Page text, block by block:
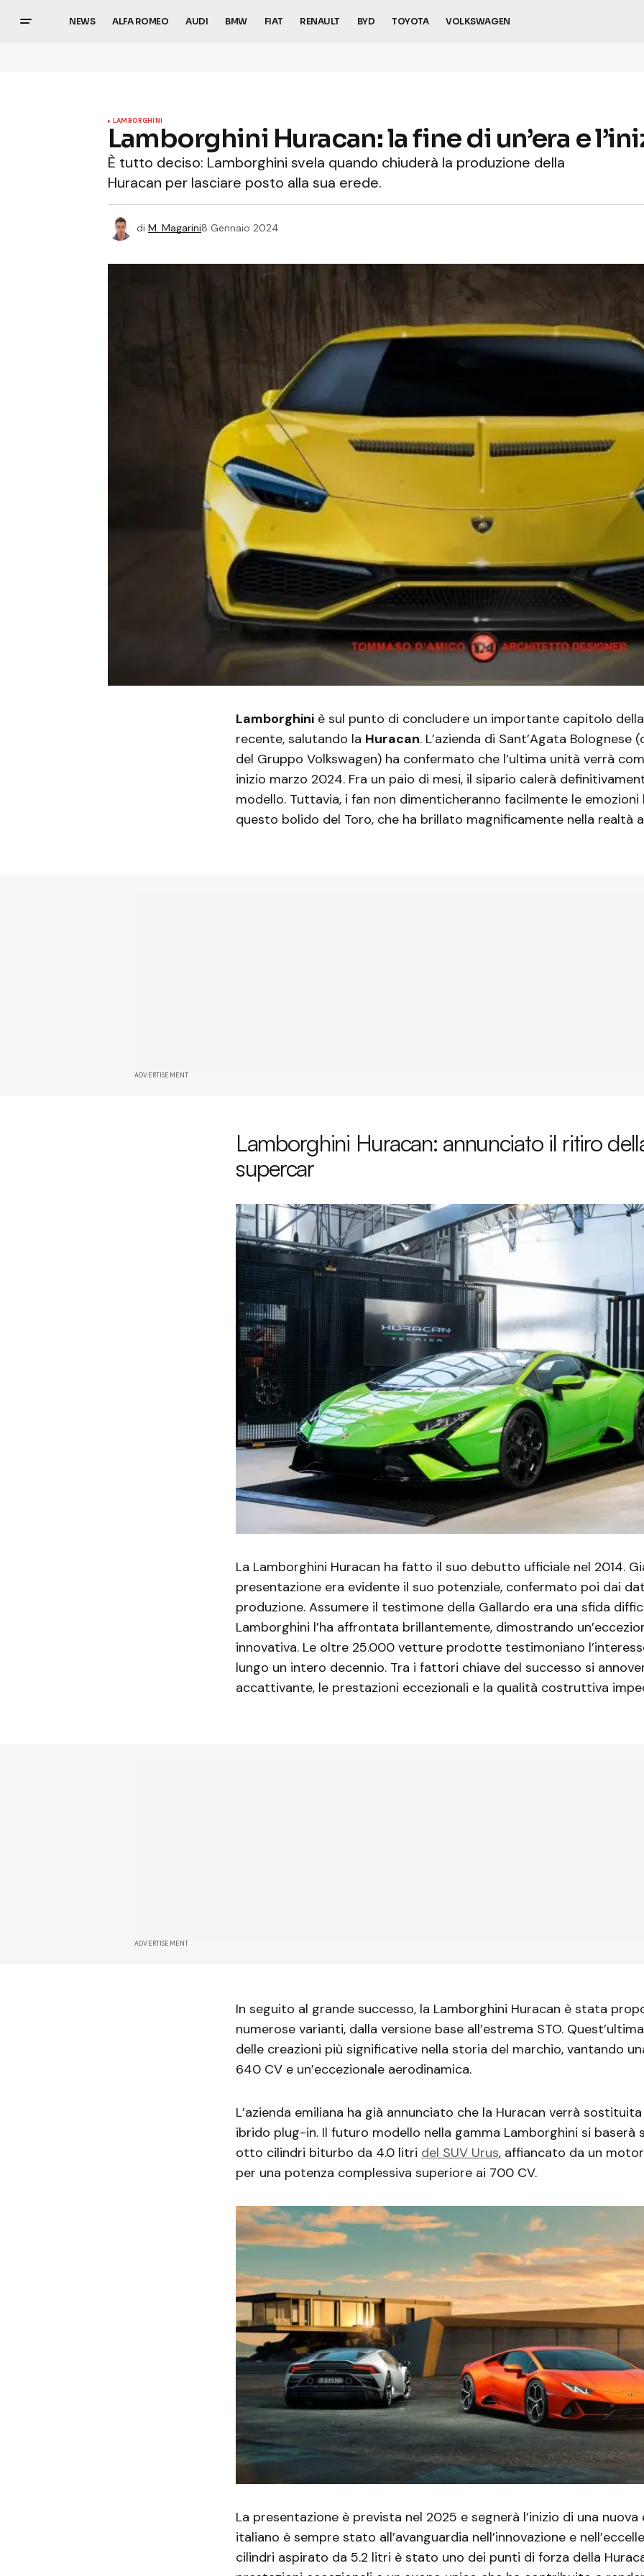
NEWS ALFA ROMEO AUDI BMW FIAT RENAULT BYD TOYOTA VOLKSWAGEN
LAMBORGHINI
Lamborghini Huracan: la fine di un’era e
È tutto deciso: Lamborghini svela quando chiuderà la produzione della
Huracan per lasciare posto alla sua erede.
di M. Magarini8 Gennaio 2024
Lamborghini è sul punto di concludere un importante capitolo
recente, salutando la Huracan. L’azienda di Sant’Agata Bolognese
del Gruppo Volkswagen) ha confermato che l’ultima unità verrà
inizio marzo 2024. Fra un paio di mesi, il sipario calerà
modello. Tuttavia, i fan non dimenticheranno facilmente le emozioni
questo bolido del Toro, che ha brillato magnificamente nella realtà
ADVERTISEMENT
Lamborghini Huracan: annunciato il ritiro
supercar
La Lamborghini Huracan ha fatto il suo debutto ufficiale nel 2014.
presentazione era evidente il suo potenziale, confermato poi dai
produzione. Assumere il testimone della Gallardo era una sfida
Lamborghini l’ha affrontata brillantemente, dimostrando
innovativa. Le oltre 25.000 vetture prodotte testimoniano
lungo un intero decennio. Tra i fattori chiave del successo si
accattivante, le prestazioni eccezionali e la qualità costruttiva
ADVERTISEMENT
In seguito al grande successo, la Lamborghini Huracan è stata
numerose varianti, dalla versione base all’estrema STO.
delle creazioni più significative nella storia del marchio, vantando
640 CV e un’eccezionale aerodinamica.
L’azienda emiliana ha già annunciato che la Huracan verrà
ibrido plug-in. Il futuro modello nella gamma Lamborghini si baserà
otto cilindri biturbo da 4.0 litri del SUV Urus, affiancato da un
per una potenza complessiva superiore ai 700 CV.
La presentazione è prevista nel 2025 e segnerà l’inizio di una nuova
italiano è sempre stato all’avanguardia nell’innovazione e
cilindri aspirato da 5.2 litri è stato uno dei punti di forza della